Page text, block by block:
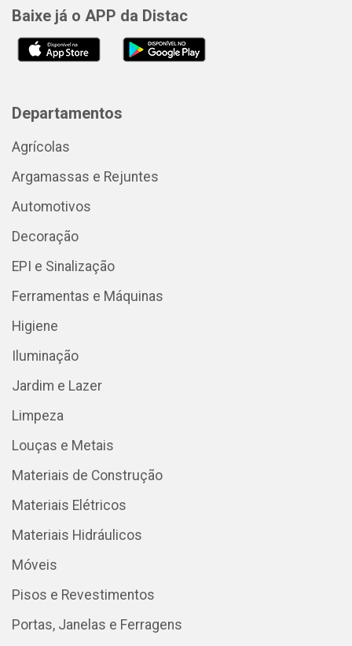
Baixe já o APP da Distac
Departamentos
Agrícolas
Argamassas e Rejuntes
Automotivos
Decoração
EPI e Sinalização
Ferramentas e Máquinas
Higiene
Iluminação
Jardim e Lazer
Limpeza
Louças e Metais
Materiais de Construção
Materiais Elétricos
Materiais Hidráulicos
Móveis
Pisos e Revestimentos
Portas, Janelas e Ferragens